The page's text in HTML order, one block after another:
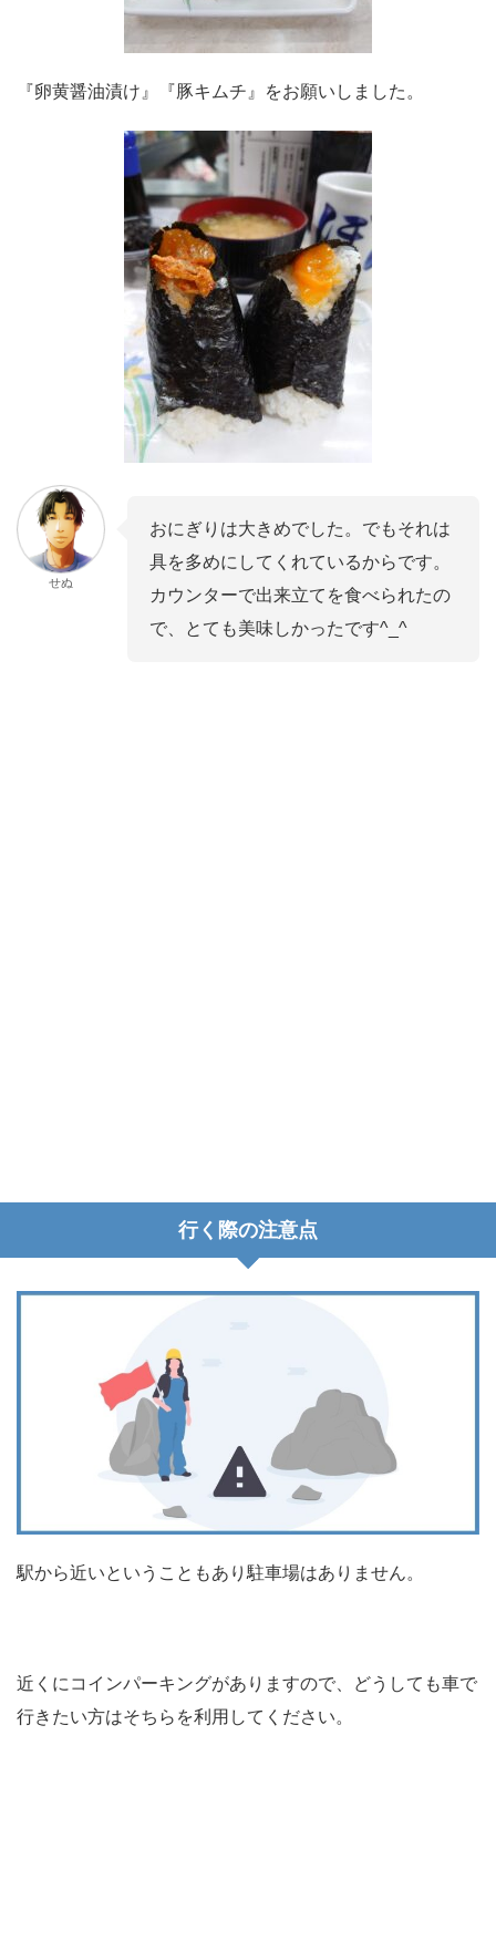
『卵黄醤油漬け』『豚キムチ』をお願いしました。
せぬ
おにぎりは大きめでした。でもそれは
具を多めにしてくれているからです。
カウンターで出来立てを食べられたの
で、とても美味しかったです^_^
行く際の注意点
駅から近いということもあり駐車場はありません。
近くにコインパーキングがありますので、どうしても車で
行きたい方はそちらを利用してください。